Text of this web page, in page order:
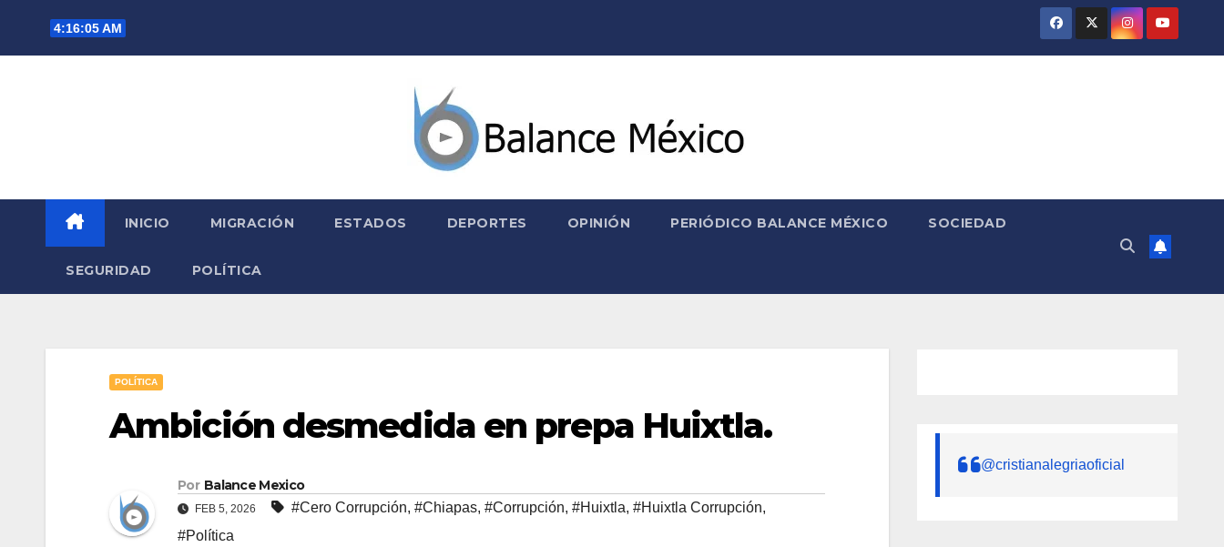
4:16:06 AM
INICIO MIGRACIÓN ESTADOS DEPORTES OPINIÓN PERIÓDICO BALANCE MÉXICO SOCIEDAD
SEGURIDAD POLÍTICA
POLÍTICA
Ambición desmedida en prepa Huixtla.
Por Balance Mexico
FEB 5, 2026 #Cero Corrupción, #Chiapas, #Corrupción, #Huixtla, #Huixtla Corrupción,
#Política
@cristianalegriaoficial